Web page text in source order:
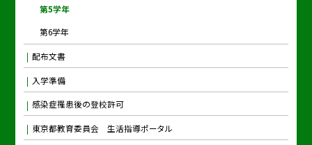
第5学年
第6学年
配布文書
入学準備
感染症罹患後の登校許可
東京都教育委員会 生活指導ポータル